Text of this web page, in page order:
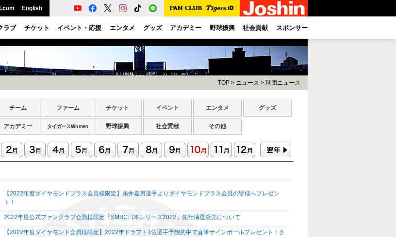
English
ラブ チケット イベント・応援 エンタメ グッズ アカデミー 野球振興 社会貢献 スポンサー
TOP > ニュース > 球団ニュース
チーム ファーム チケット イベント エンタメ グッズ
アカデミー タイガースWomen 野球振興 社会貢献 その他
【2022年度ダイヤモンドプラス会員様限定】糸井嘉男選手よりダイヤモンドプラス会員の皆様へプレゼン
ト！
2022年度公式ファンクラブ会員様限定「SMBC日本シリーズ2022」先行抽選発売について
【2022年度ダイヤモンド会員様限定】2022年ドラフト1位選手予想的中で直筆サインボールプレゼント！さ